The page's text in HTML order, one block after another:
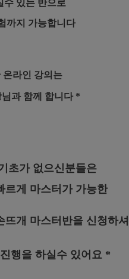
수 있는 반으로
까지 가능합니다
라인 강의는
과 함께 합니다 *
초가 없으신분들은
르게 마스터가 가능한
뜨개 마스터반을 신청하셔
행을 하실수 있어요 *